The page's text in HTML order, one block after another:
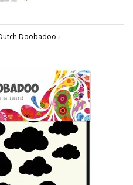
Doobadoo ›